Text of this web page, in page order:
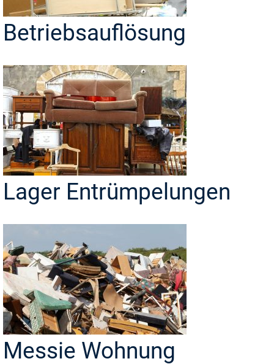
Betriebsauflösung
Lager Entrümpelungen
Messie Wohnung